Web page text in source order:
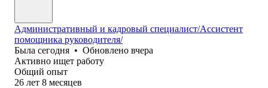
Административный и кадровый специалист/Ассистент
помощника руководителя/
Была сегодня • Обновлено вчера
Активно ищет работу
Общий опыт
26 лет 8 месяцев